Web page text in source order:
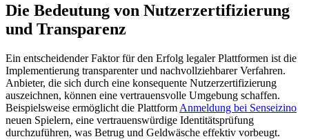
Die Bedeutung von Nutzerzertifizierung
und Transparenz
Ein entscheidender Faktor für den Erfolg legaler Plattformen ist die
Implementierung transparenter und nachvollziehbarer Verfahren.
Anbieter, die sich durch eine konsequente Nutzerzertifizierung
auszeichnen, können eine vertrauensvolle Umgebung schaffen.
Beispielsweise ermöglicht die Plattform Anmeldung bei Senseizino
neuen Spielern, eine vertrauenswürdige Identitätsprüfung
durchzuführen, was Betrug und Geldwäsche effektiv vorbeugt.